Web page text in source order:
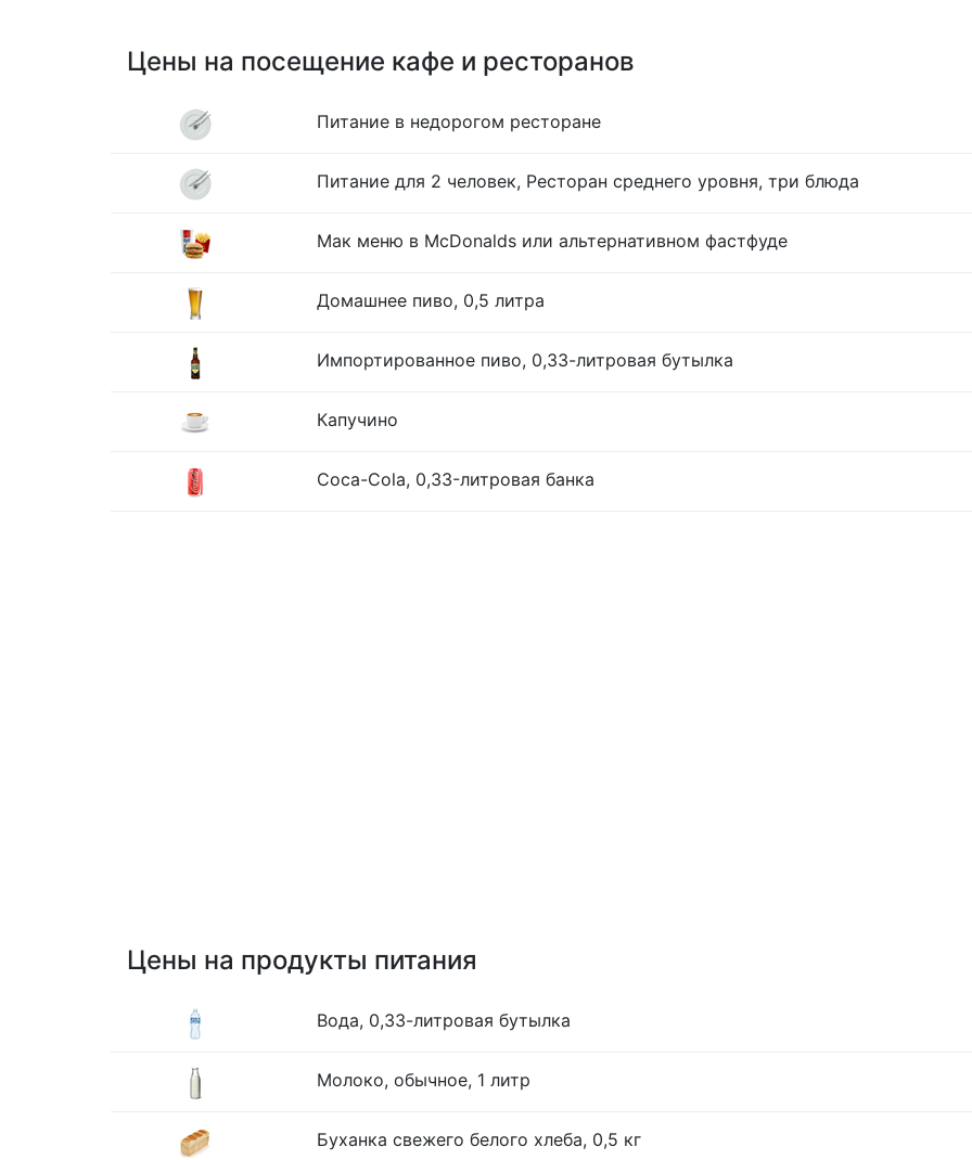
Цены на посещение кафе и ресторанов
Питание в недорогом ресторане
Питание для 2 человек, Ресторан среднего уровня, три блюда
Мак меню в McDonalds или альтернативном фастфуде
Домашнее пиво, 0,5 литра
Импортированное пиво, 0,33-литровая бутылка
Капучино
Coca-Cola, 0,33-литровая банка
Цены на продукты питания
Вода, 0,33-литровая бутылка
Молоко, обычное, 1 литр
Буханка свежего белого хлеба, 0,5 кг